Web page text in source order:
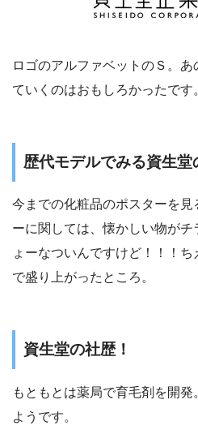
ロゴのアルファベットのＳ。
ていくのはおもしろかったです
歴代モデルでみる資生堂
今までの化粧品のポスターを
ーに関しては、懐かしい物が
ょーなついんですけど！！！
で盛り上がったところ。
資生堂の社歴！
もともとは薬局で育毛剤を開
ようです。